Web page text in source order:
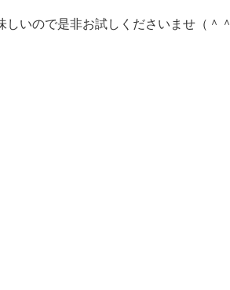
いので是非お試しくださいませ（＾＾